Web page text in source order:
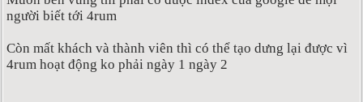
người biết tới 4rum
Còn mất khách và thành viên thì có thể tạo dưng lại được vì
4rum hoạt động ko phải ngày 1 ngày 2